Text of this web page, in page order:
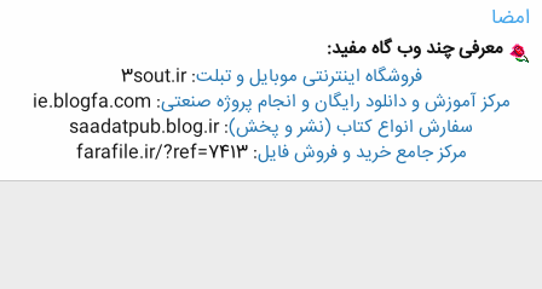
امضا
معرفی چند وب گاه مفید:
فروشگاه اینترنتی موبایل و تبلت: 3sout.ir​
مرکز آموزش و دانلود رایگان و انجام پروژه صنعتی: ie.blogfa.com​
سفارش انواع کتاب (نشر و پخش): saadatpub.blog.ir​
مرکز جامع خرید و فروش فایل: farafile.ir/?ref=7413​